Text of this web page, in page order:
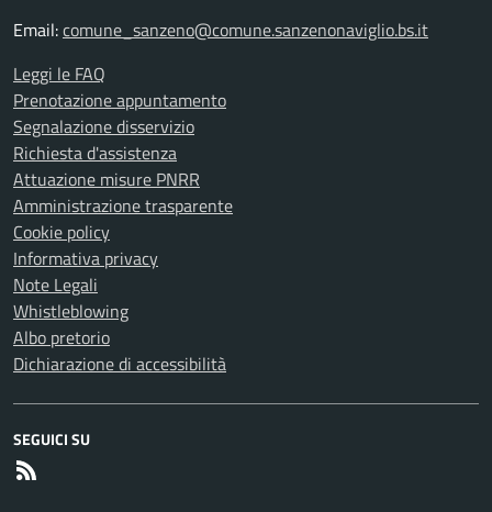
Email:comune_sanzeno@comune.sanzenonaviglio.bs.it
Leggi le FAQ
Prenotazione appuntamento
Segnalazione disservizio
Richiesta d'assistenza
Attuazione misure PNRR
Amministrazione trasparente
Cookie policy
Informativa privacy
Note Legali
Whistleblowing
Albo pretorio
Dichiarazione di accessibilità
SEGUICI SU